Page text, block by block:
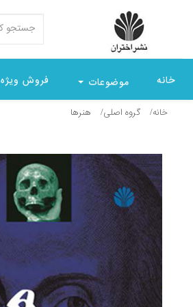
خانه موضوعات فروش ویژه
خانه گروه اصلی هنرها